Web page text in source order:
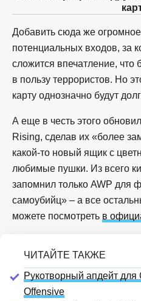
Добавить сюда же
потенциальных входов, за
сложится впечатление, что
в пользу террористов. Но
карту однозначно будут
А еще в честь этого
Rising, сделав их «более
какой-то новый ящик с
любимые пушки. Из всего
запомнил только AWP для
самоубийц» – а все
можете посмотреть в
Рукотворный апдейт для
Offensive